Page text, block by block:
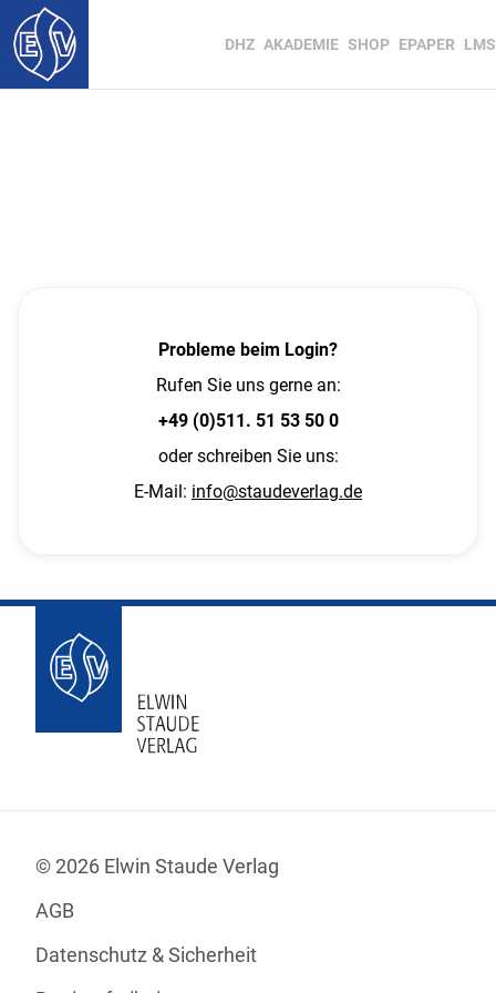
DHZ AKADEMIE SHOP EPAPER LMS
Probleme beim Login?
Rufen Sie uns gerne an:
+49 (0)511. 51 53 50 0
oder schreiben Sie uns:
E-Mail: info@staudeverlag.de
© 2026 Elwin Staude Verlag
AGB
Datenschutz & Sicherheit